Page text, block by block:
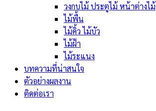
วงกบไม้ ประตูไม้ หน้าต่างไม้
ไม้พื้น
ไม้คิ้ว ไม้บัว
ไม้ฝ้า
ไม้ระแนง
บทความที่น่าสนใจ
ตัวอย่างผลงาน
ติดต่อเรา